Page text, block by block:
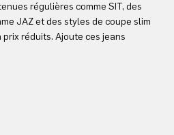
régulières comme SIT, des
JAZ et des styles de coupe slim
réduits. Ajoute ces jeans